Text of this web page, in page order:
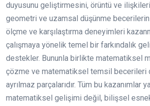
duyusunu geliştirmesini, örüntü ve
geometri ve uzamsal düşünme
ölçme ve karşılaştırma deneyimleri
çalışmaya yönelik temel bir farkındalık
destekler. Bununla birlikte matematiksel
çözme ve matematiksel temsil becerileri
ayrılmaz parçalarıdır. Tüm bu kazanımlar
matematiksel gelişimi değil, bilişsel